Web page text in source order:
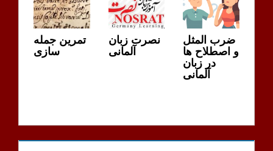
تمرین جمله
سازی
نصرت زبان
آلمانی
ضرب المثل
و اصطلاح ها
در زبان
آلمانی